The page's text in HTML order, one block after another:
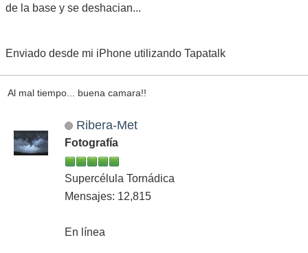
de la base y se deshacian...
Enviado desde mi iPhone utilizando Tapatalk
Al mal tiempo... buena camara!!
Ribera-Met
Fotografía
Supercélula Tornádica
Mensajes: 12,815
En línea